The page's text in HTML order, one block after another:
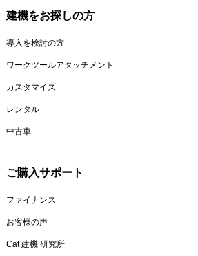
建機をお探しの方
導入を検討の方
ワークツールアタッチメント
カスタマイズ
レンタル
中古車
ご購入サポート
ファイナンス
お客様の声
Cat 建機 研究所